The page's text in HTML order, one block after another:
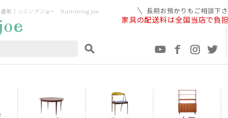
通販｜ハミングジョー humming joe
家具の配送料は全国当店で負